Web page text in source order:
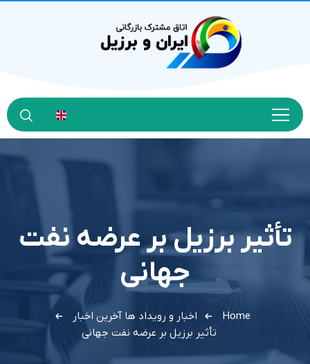
تأثیر برزیل بر عرضه نفت
جهانی
Home اخبار و رویداد ها آخرین اخبار
تأثیر برزیل بر عرضه نفت جهانی